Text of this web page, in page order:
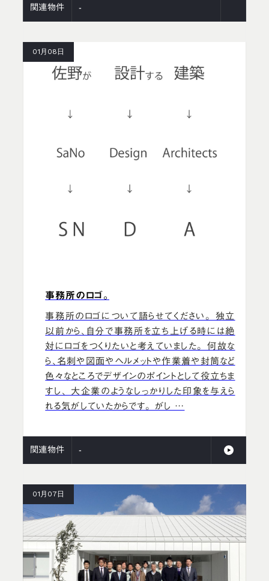
関連物件 -
01月08日
事務所のロゴ。
事務所のロゴについて語らせてください。 独立
以前から、自分で事務所を立ち上げる時には絶
対にロゴをつくりたいと考えていました。 何故な
ら、名刺や図面やヘルメットや作業着や封筒など
色々なところでデザインのポイントとして役立ちま
すし、 大企業のようなしっかりした印象を与えら
れる気がしていたからです。 がし …
関連物件 -
01月07日